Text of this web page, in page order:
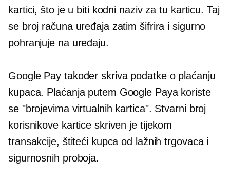
kartici, što je u biti kodni naziv za tu karticu. Taj
se broj računa uređaja zatim šifrira i sigurno
pohranjuje na uređaju.
Google Pay također skriva podatke o plaćanju
kupaca. Plaćanja putem Google Paya koriste
se "brojevima virtualnih kartica". Stvarni broj
korisnikove kartice skriven je tijekom
transakcije, štiteći kupca od lažnih trgovaca i
sigurnosnih proboja.